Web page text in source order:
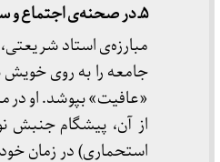
۵ـ در صحنه‌ی اجتماع و سیاست:
مبارزه‌ی استاد
جامعه را به روی خویش
«عافیت» بپوشد. او
از آن، پیشگام جنبش
استحماری) در زمان